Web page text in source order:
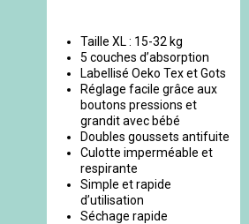
Taille XL : 15-32 kg
5 couches d’absorption
Labellisé Oeko Tex et Gots
Réglage facile grâce aux
boutons pressions et
grandit avec bébé
Doubles goussets antifuite
Culotte imperméable et
respirante
Simple et rapide
d’utilisation
Séchage rapide